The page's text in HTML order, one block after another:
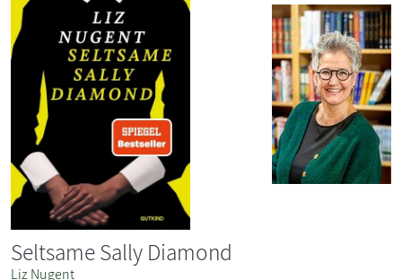
Seltsame Sally Diamond
Liz Nugent